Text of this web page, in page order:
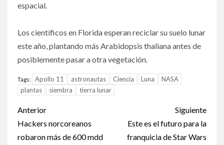
espacial.
Los científicos en Florida esperan reciclar su suelo lunar
este año, plantando más Arabidopsis thaliana antes de
posiblemente pasar a otra vegetación.
Tags: Apollo 11 astronautas Ciencia Luna
NASA
plantas
siembra tierra lunar
Post
navigation
Anterior
Hackers norcoreanos
robaron más de 600 mdd
Siguiente
Este es el futuro para la
franquicia de Star Wars